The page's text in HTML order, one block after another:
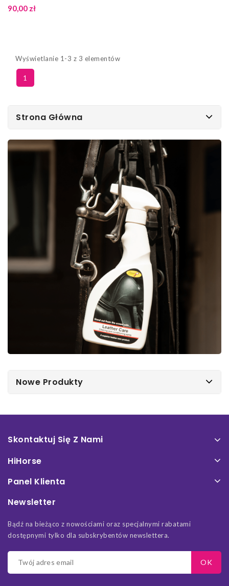
90,00 zł
Wyświetlanie 1-3 z 3 elementów
1
Strona Główna
Nowe Produkty
Skontaktuj Się Z Nami
HiHorse
Panel Klienta
Newsletter
Bądź na bieżąco z nowościami oraz specjalnymi rabatami
dostępnymi tylko dla subskrybentów newslettera.